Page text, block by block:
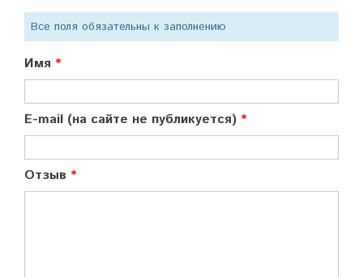
Все поля обязательны к заполнению
Имя
E-mail (на сайте не публикуется)
Отзыв